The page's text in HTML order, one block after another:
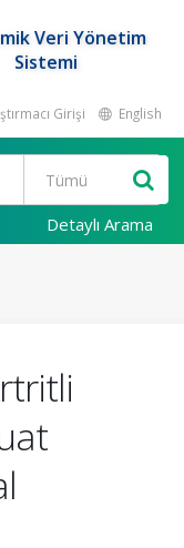
Veri Yönetim
Sistemi
Girişi English
Detaylı Arama